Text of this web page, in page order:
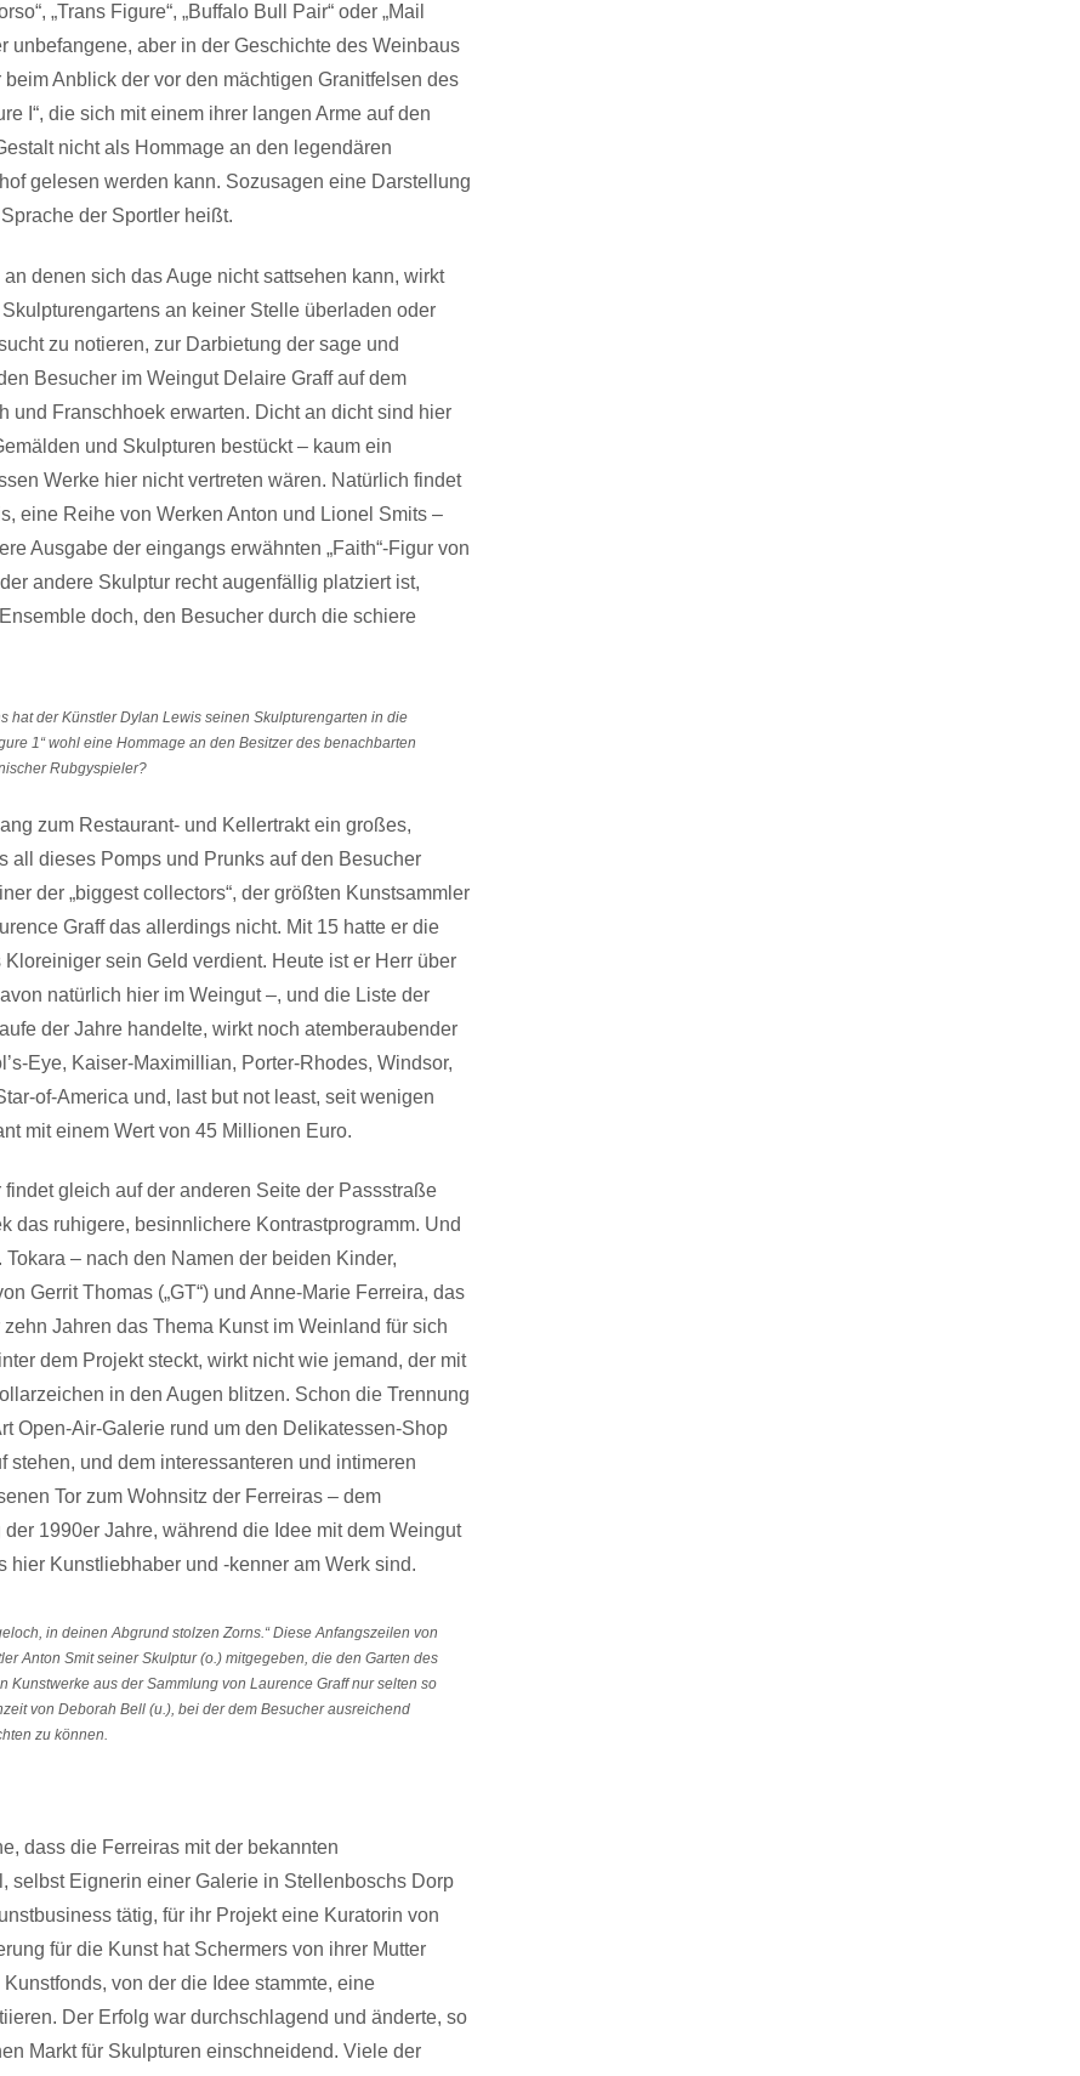
„Trans Figure“, „Buffalo Bull Pair“ oder „Mail
unbefangene, aber in der Geschichte des Weinbaus
Anblick der vor den mächtigen Granitfelsen des
I“, die sich mit einem ihrer langen Arme auf den
nicht als Hommage an den legendären
gelesen werden kann. Sozusagen eine Darstellung
der Sportler heißt.
denen sich das Auge nicht sattsehen kann, wirkt
an keiner Stelle überladen oder
zu notieren, zur Darbietung der sage und
Besucher im Weingut Delaire Graff auf dem
und Franschhoek erwarten. Dicht an dicht sind hier
und Skulpturen bestückt – kaum ein
Werke hier nicht vertreten wären. Natürlich findet
eine Reihe von Werken Anton und Lionel Smits –
Ausgabe der eingangs erwähnten „Faith“-Figur von
andere Skulptur recht augenfällig platziert ist,
doch, den Besucher durch die schiere
hat der Künstler Dylan Lewis seinen Skulpturengarten in die
1“ wohl eine Hommage an den Besitzer des benachbarten
Rubgyspieler?
zum Restaurant- und Kellertrakt ein großes,
all dieses Pomps und Prunks auf den Besucher
der „biggest collectors“, der größten Kunstsammler
Graff das allerdings nicht. Mit 15 hatte er die
sein Geld verdient. Heute ist er Herr über
natürlich hier im Weingut –, und die Liste der
der Jahre handelte, wirkt noch atemberaubender
Eye, Kaiser-Maximillian, Porter-Rhodes, Windsor,
of-America und, last but not least, seit wenigen
mit einem Wert von 45 Millionen Euro.
gleich auf der anderen Seite der Passstraße
das ruhigere, besinnlichere Kontrastprogramm. Und
– nach den Namen der beiden Kinder,
Gerrit Thomas („GT“) und Anne-Marie Ferreira, das
Jahren das Thema Kunst im Weinland für sich
dem Projekt steckt, wirkt nicht wie jemand, der mit
in den Augen blitzen. Schon die Trennung
Open-Air-Galerie rund um den Delikatessen-Shop
stehen, und dem interessanteren und intimeren
Tor zum Wohnsitz der Ferreiras – dem
1990er Jahre, während die Idee mit dem Weingut
hier Kunstliebhaber und -kenner am Werk sind.
in deinen Abgrund stolzen Zorns.“ Diese Anfangszeilen von
Anton Smit seiner Skulptur (o.) mitgegeben, die den Garten des
Kunstwerke aus der Sammlung von Laurence Graff nur selten so
von Deborah Bell (u.), bei der dem Besucher ausreichend
zu können.
dass die Ferreiras mit der bekannten
selbst Eignerin einer Galerie in Stellenboschs Dorp
tätig, für ihr Projekt eine Kuratorin von
für die Kunst hat Schermers von ihrer Mutter
von der die Idee stammte, eine
Der Erfolg war durchschlagend und änderte, so
Markt für Skulpturen einschneidend. Viele der